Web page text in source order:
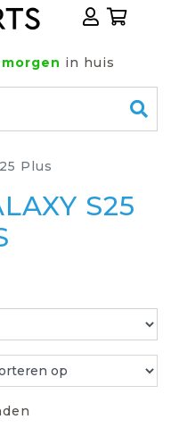
morgen in huis
Plus
S25